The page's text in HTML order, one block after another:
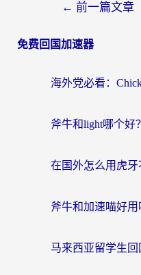
← 前一篇文章
免费回国加速器